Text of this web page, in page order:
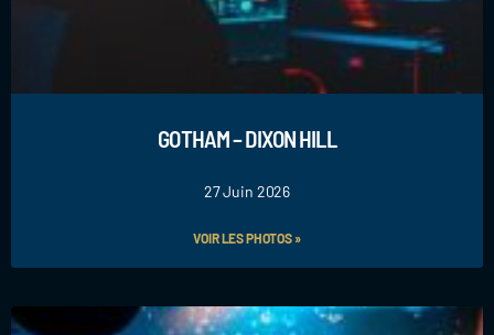
GOTHAM – DIXON HILL
27 Juin 2026
VOIR LES PHOTOS »